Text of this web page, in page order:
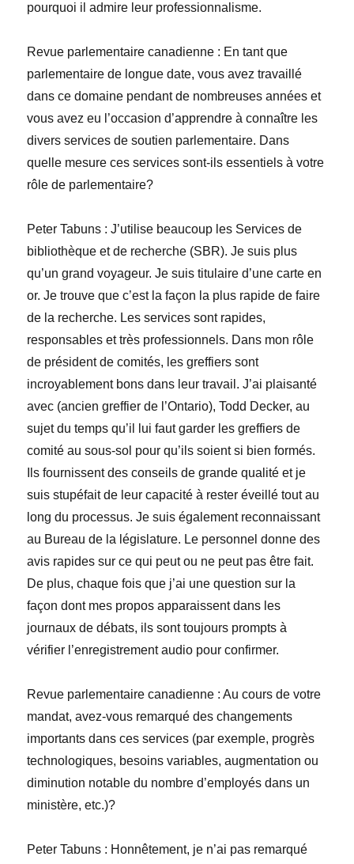
pourquoi il admire leur professionnalisme.
Revue parlementaire canadienne : En tant que
parlementaire de longue date, vous avez travaillé
dans ce domaine pendant de nombreuses années et
vous avez eu l’occasion d’apprendre à connaître les
divers services de soutien parlementaire. Dans
quelle mesure ces services sont-ils essentiels à votre
rôle de parlementaire?
Peter Tabuns : J’utilise beaucoup les Services de
bibliothèque et de recherche (SBR). Je suis plus
qu’un grand voyageur. Je suis titulaire d’une carte en
or. Je trouve que c’est la façon la plus rapide de faire
de la recherche. Les services sont rapides,
responsables et très professionnels. Dans mon rôle
de président de comités, les greffiers sont
incroyablement bons dans leur travail. J’ai plaisanté
avec (ancien greffier de l’Ontario), Todd Decker, au
sujet du temps qu’il lui faut garder les greffiers de
comité au sous-sol pour qu’ils soient si bien formés.
Ils fournissent des conseils de grande qualité et je
suis stupéfait de leur capacité à rester éveillé tout au
long du processus. Je suis également reconnaissant
au Bureau de la législature. Le personnel donne des
avis rapides sur ce qui peut ou ne peut pas être fait.
De plus, chaque fois que j’ai une question sur la
façon dont mes propos apparaissent dans les
journaux de débats, ils sont toujours prompts à
vérifier l’enregistrement audio pour confirmer.
Revue parlementaire canadienne : Au cours de votre
mandat, avez-vous remarqué des changements
importants dans ces services (par exemple, progrès
technologiques, besoins variables, augmentation ou
diminution notable du nombre d’employés dans un
ministère, etc.)?
Peter Tabuns : Honnêtement, je n’ai pas remarqué